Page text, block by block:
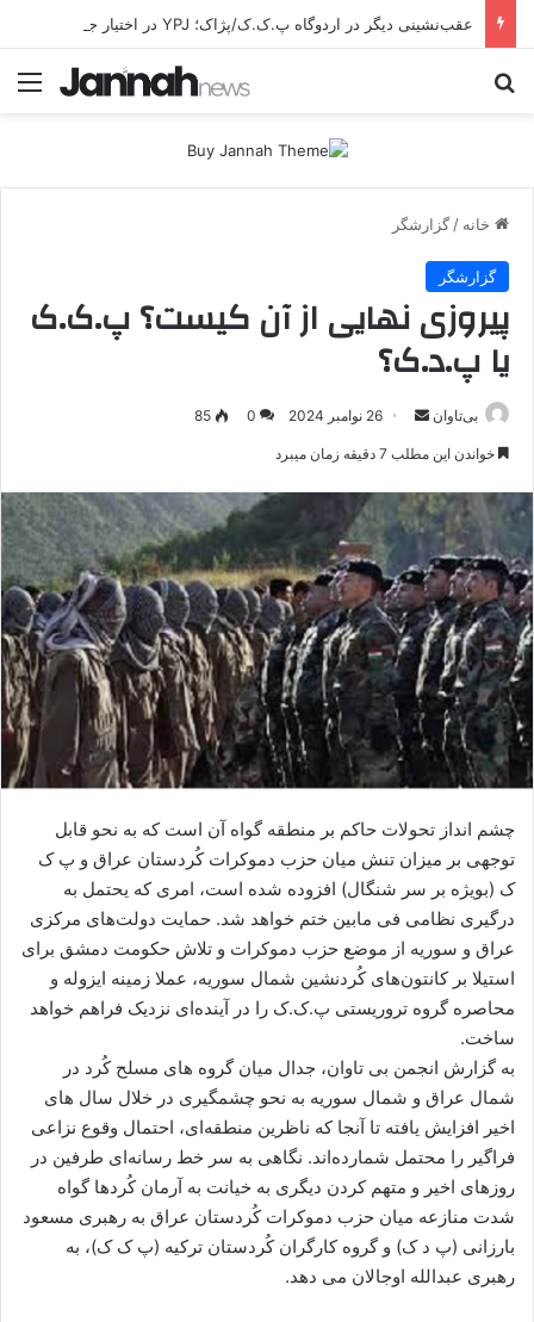
خانه / گزارشگر
گزارشگر
پیروزی نهایی از آن کیست؟ پ.ک.ک
یا پ.د.ک؟
بی‌تاوان
ر
ا
ل
ی
م
ی
26 نوامبر 2024 0
85
خواندن این مطلب 7 دقیقه زمان میبرد
چشم انداز تحولات حاکم بر منطقه گواه آن است که به نحو قابل
توجهی بر میزان تنش میان حزب دموکرات کُردستان عراق و پ ک
ک (بویژه بر سر شنگال) افزوده شده است، امری که یحتمل به
درگیری نظامی فی مابین ختم خواهد شد. حمایت دولت‌های مرکزی
عراق و سوریه از موضع حزب دموکرات و تلاش حکومت دمشق برای
استیلا بر کانتون‌های کُردنشین شمال سوریه، عملا زمینه ایزوله و
محاصره گروه تروریستی پ.ک.ک را در آینده‌ای نزدیک فراهم خواهد
ساخت.
به گزارش انجمن بی تاوان، جدال میان گروه های مسلح کُرد در
شمال عراق و شمال سوریه به نحو چشمگیری در خلال سال های
اخیر افزایش یافته تا آنجا که ناظرین منطقه‌ای، احتمال وقوع نزاعی
فراگیر را محتمل شمارده‌اند. نگاهی به سر خط رسانه‌ای طرفین در
روزهای اخیر و متهم کردن دیگری به خیانت به آرمان کُردها گواه
شدت منازعه میان حزب دموکرات کُردستان عراق به رهبری مسعود
بارزانی (پ د ک) و گروه کارگران کُردستان ترکیه (پ ک ک)، به
رهبری عبدالله اوجالان می دهد.